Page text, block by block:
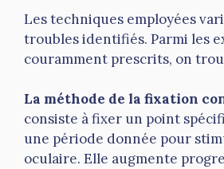
Les techniques employées
troubles identifiés. Parmi les
couramment prescrits, on
La méthode de la fixation
consiste à fixer un point
une période donnée pour
oculaire. Elle augmente